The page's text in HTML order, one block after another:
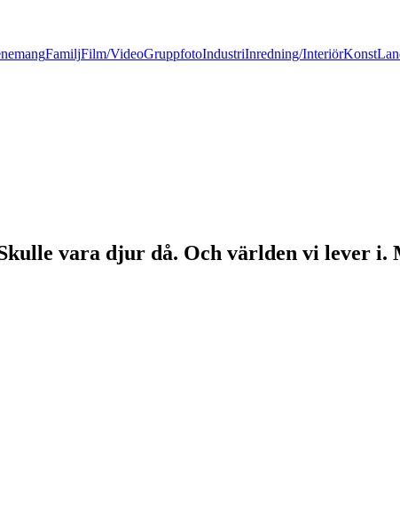
FamiljFilm/VideoGruppfotoIndustriInredning/InteriörKonst
vara djur då. Och världen vi lever